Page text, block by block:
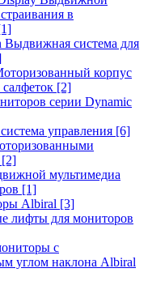
в
Выдвижная система для
корпус
[2]
серии Dynamic
управления [6]
[2]
мультимедиа
[1]
Albiral [3]
лифты для мониторов
с
углом наклона Albiral